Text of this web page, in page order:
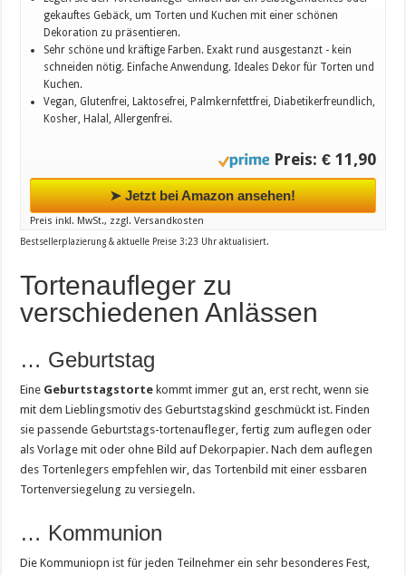
gekauftes Gebäck, um Torten und Kuchen mit einer schönen
Dekoration zu präsentieren.
Sehr schöne und kräftige Farben. Exakt rund ausgestanzt - kein
schneiden nötig. Einfache Anwendung. Ideales Dekor für Torten und
Kuchen.
Vegan, Glutenfrei, Laktosefrei, Palmkernfettfrei, Diabetikerfreundlich,
Kosher, Halal, Allergenfrei.
Preis: € 11,90
➤ Jetzt bei Amazon ansehen!
Preis inkl. MwSt., zzgl. Versandkosten
Bestsellerplazierung & aktuelle Preise 3:23 Uhr aktualisiert.
Tortenaufleger zu
verschiedenen Anlässen
… Geburtstag
Eine Geburtstagstorte kommt immer gut an, erst recht, wenn sie
mit dem Lieblingsmotiv des Geburtstagskind geschmückt ist. Finden
sie passende Geburtstags-tortenaufleger, fertig zum auflegen oder
als Vorlage mit oder ohne Bild auf Dekorpapier. Nach dem auflegen
des Tortenlegers empfehlen wir, das Tortenbild mit einer essbaren
Tortenversiegelung zu versiegeln.
… Kommunion
Die Kommuniopn ist für jeden Teilnehmer ein sehr besonderes Fest,